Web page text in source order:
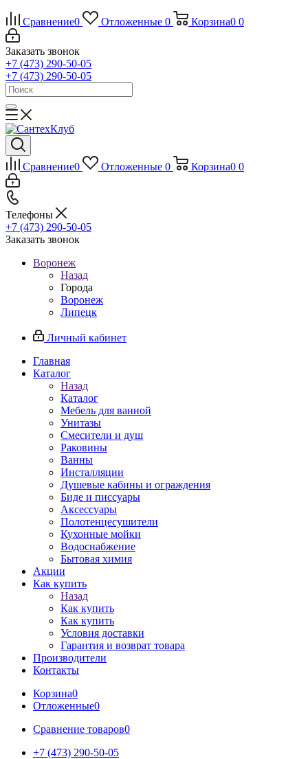
Сравнение0 Отложенные 0 Корзина0 0
Заказать звонок
+7 (473) 290-50-05
+7 (473) 290-50-05
Сравнение0 Отложенные 0 Корзина0 0
Телефоны
+7 (473) 290-50-05
Заказать звонок
Воронеж
Назад
Города
Воронеж
Липецк
Личный кабинет
Главная
Каталог
Назад
Каталог
Мебель для ванной
Унитазы
Смесители и душ
Раковины
Ванны
Инсталляции
Душевые кабины и ограждения
Биде и писсуары
Аксессуары
Полотенцесушители
Кухонные мойки
Водоснабжение
Бытовая химия
Акции
Как купить
Назад
Как купить
Как купить
Условия доставки
Гарантия и возврат товара
Производители
Контакты
Корзина0
Отложенные0
Сравнение товаров0
+7 (473) 290-50-05